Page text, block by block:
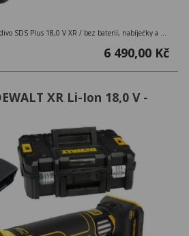
6 490,00 Kč
XR Li-Ion 18,0 V -